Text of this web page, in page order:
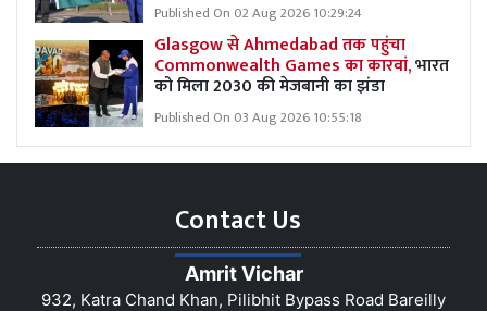
Published On 02 Aug 2026 10:29:24
Glasgow से Ahmedabad तक पहुंचा
Commonwealth Games का कारवां,भारत
को मिला 2030 की मेजबानी का झंडा
Published On 03 Aug 2026 10:55:18
Contact Us
Amrit Vichar
932, Katra Chand Khan, Pilibhit Bypass Road Bareilly